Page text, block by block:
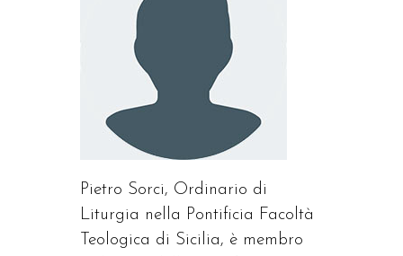
Pietro Sorci, Ordinario di
Liturgia nella Pontificia Facoltà
Teologica di Sicilia, è membro